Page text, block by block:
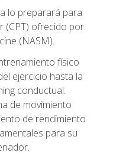
lo preparará para
(CPT) ofrecido por
(NASM).
físico
ejercicio hasta la
conductual.
de movimiento
de rendimiento
para su